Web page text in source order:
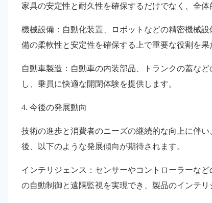
家具の安定性と耐久性を確保するだけでなく、全体
機械設備：自動化装置、ロボットなどの精密機械
備の柔軟性と安定性を確保する上で重要な役割を果
自動車製造：自動車の内装部品、トランクの蓋な
し、乗員に快適な開閉体験を提供します。
4. 今後の発展動向
技術の進歩と消費者のニーズの継続的な向上に伴
後、以下のような発展傾向が期待されます。
インテリジェンス：センサーやコントローラーな
の自動制御と遠隔監視を実現でき、製品のインテ